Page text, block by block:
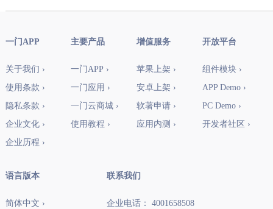
一门APP
关于我们 ›
使用条款 ›
隐私条款 ›
企业文化 ›
企业历程 ›
主要产品
一门APP ›
一门应用 ›
一门云商城 ›
使用教程 ›
增值服务
苹果上架 ›
安卓上架 ›
软著申请 ›
应用内测 ›
开放平台
组件模块 ›
APP Demo ›
PC Demo ›
开发者社区 ›
语言版本
简体中文 ›
联系我们
企业电话： 4001658508